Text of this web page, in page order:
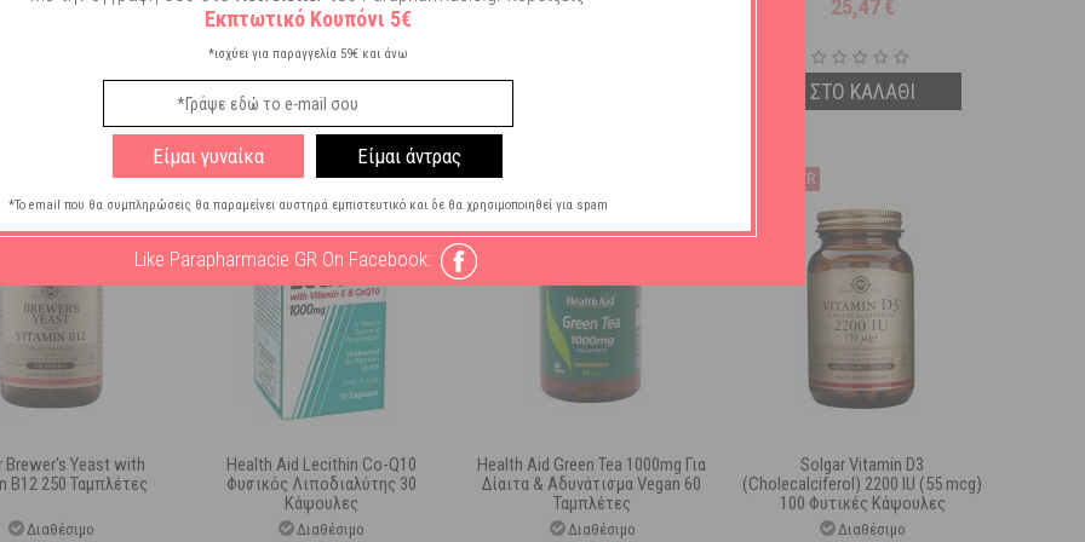
7,66 € 31,46€
ΣΤΟ ΚΑΛΑΘΙ
26,75 25,47 €
ΣΤΟ ΚΑΛΑΘΙ
Brewer's Yeast with
B12 250 Ταμπλέτες
Διαθέσιμο
Health Aid Lecithin Co-Q10
Φυσικός Λιποδιαλύτης 30
Κάψουλες
Διαθέσιμο
Health Aid Green Tea 1000mg Για
Δίαιτα & Αδυνάτισμα Vegan 60
Ταμπλέτες
Διαθέσιμο
Solgar Vitamin D3
(Cholecalciferol) 2200 IU (55 mcg)
100 Φυτικές Κάψουλες
Διαθέσιμο
Εκπτωτικό Κουπόνι 5€
*ισχύει για παραγγελία 59€ και άνω
Είμαι γυναίκα Είμαι άντρας
*Το email που θα συμπληρώσεις θα παραμείνει αυστηρά εμπιστευτικό και δε θα χρησιμοποιηθεί για spam
Like Parapharmacie GR On Facebook: